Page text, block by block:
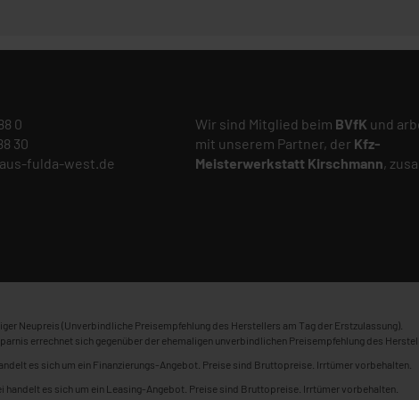
0
30
fulda-west.de
Wir sind Mitglied beim BVfK und
mit unserem Partner, der Kfz-
Meisterwerkstatt Kirschmann,
Neupreis (Unverbindliche Preisempfehlung des Herstellers am Tag der Erstzulassung).
errechnet sich gegenüber der ehemaligen unverbindlichen Preisempfehlung des
es sich um ein Finanzierungs-Angebot. Preise sind Bruttopreise. Irrtümer vorbehalten.
handelt es sich um ein Leasing-Angebot. Preise sind Bruttopreise. Irrtümer vorbehalten.